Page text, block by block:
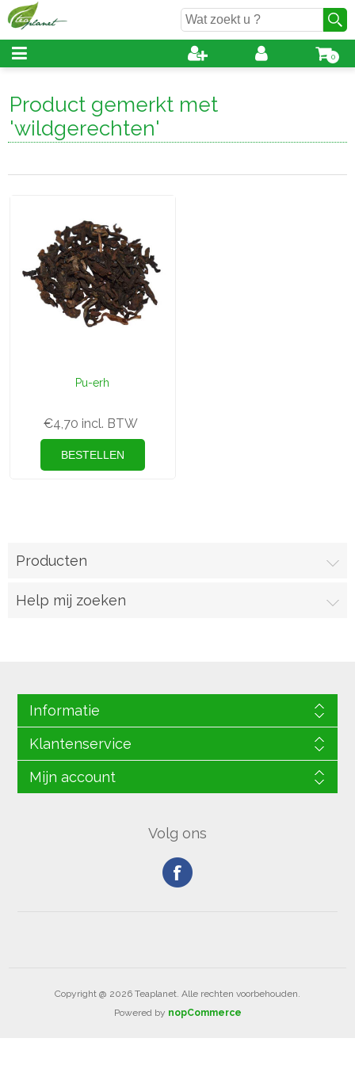
0
Product gemerkt met
'wildgerechten'
Pu-erh
€4,70 incl. BTW
Producten
Help mij zoeken
Informatie
Klantenservice
Mijn account
Volg ons
Copyright @ 2026 Teaplanet. Alle rechten voorbehouden.
Powered by nopCommerce